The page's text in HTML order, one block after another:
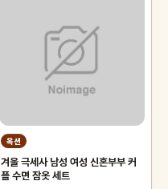
옥션
겨울 극세사 남성 여성 신혼부부 커
플 수면 잠옷 세트